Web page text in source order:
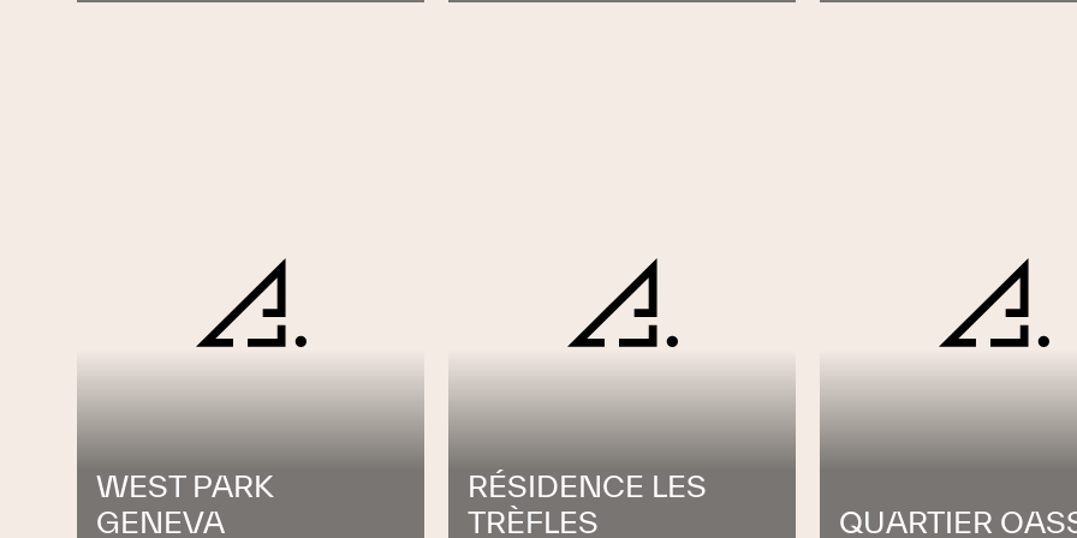
couvertures de toitures plates
ou en pente aussi bien en tuiles, terre cuite ou en
ardoise. Ils travaillent en respectant toutes les normes en vigueur dans notre pays et
les délais d’exécution afin de vous donner entière satisfaction.
Fuite, canalisation bouchée, bouilleur percé… l’urgence n’attend pas !
Grâce à notre département dépannage, nos monteurs qualifiés équipés de plus de 30
WEST PARK
GENEVA
RÉSIDENCE LES
TRÈFLES
QUARTIER